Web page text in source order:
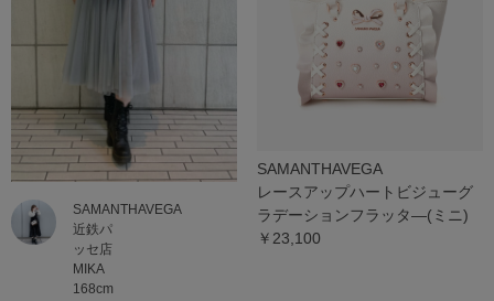
SAMANTHAVEGA
近鉄パ
ッセ店
MIKA
168cm
SAMANTHAVEGA
レースアップハートビジューグ
ラデーションフラッタ―(ミニ)
￥23,100